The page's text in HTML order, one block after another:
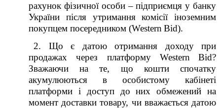
рахунок фізичної особи – підприємця у банку
України після утримання комісії іноземним
покупцем посередником (Western Bid).
2. Що є датою отримання доходу при
продажах через платформу Western Bid?
Зважаючи на те, що кошти спочатку
акумулюються в особистому кабінеті
платформи і доступ до них обмежений на
момент доставки товару, чи вважається датою